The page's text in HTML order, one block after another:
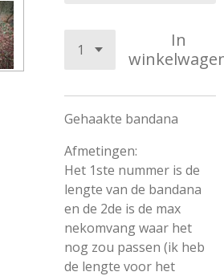
In
Gehaakte bandana
Afmetingen:
Het 1ste nummer is de
lengte van de bandana
en de 2de is de max
nekomvang waar het
nog zou passen (ik heb
de lengte voor het